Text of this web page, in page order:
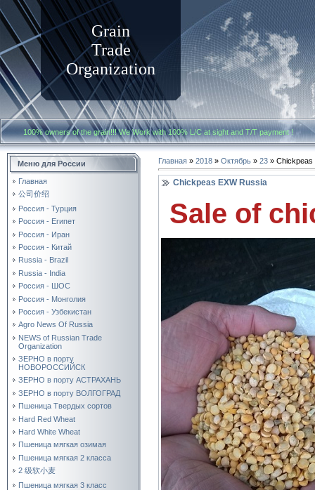
Grain
Trade
Organization
100% owners of the grain!!! We Work with100% L/C at sight and T/T payment
Меню для России
Главная
公司价绍
Россия - Турция
Россия - Египет
Россия - Иран
Россия - Китай
Russia - Brazil
Russia - India
Россия - ШОС
Россия - Монголия
Россия - Узбекистан
Agro News Of Russia
NEWS of Russian Trade
Organization
ЗЕРНО в порту
НОВОРОССИЙСК
ЗЕРНО в порту АСТРАХАНЬ
ЗЕРНО в порту ВОЛГОГРАД
Пшеница Твердых сортов
Hard Red Wheat
Hard White Wheat
Пшеница мягкая озимая
Пшеница мягкая 2 класса
2 级软小麦
Пшеница мягкая 3 класс
Главная » 2018 » Октябрь » 23 » Chickpeas
Chickpeas EXW Russia
Sale of